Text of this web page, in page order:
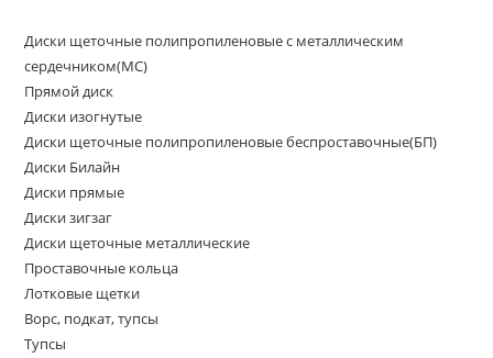
Диски щеточные полипропиленовые с металлическим
сердечником(МС)
Прямой диск
Диски изогнутые
Диски щеточные полипропиленовые беспроставочные(БП)
Диски Билайн
Диски прямые
Диски зигзаг
Диски щеточные металлические
Проставочные кольца
Лотковые щетки
Ворс, подкат, тупсы
Тупсы